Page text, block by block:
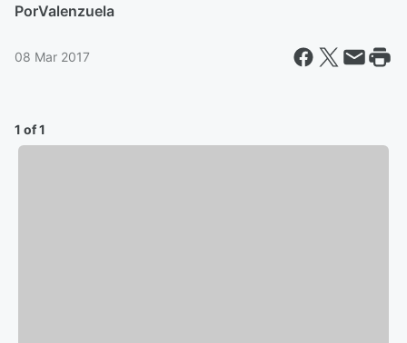
PorValenzuela
08 Mar 2017
1 of 1